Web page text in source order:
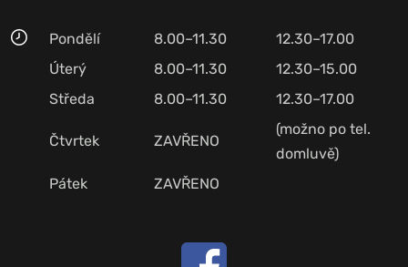
Pondělí 8.00–11.30
12.30–17.00
Úterý
8.00–11.30
12.30–15.00
Středa
8.00–11.30 12.30–17.00
Čtvrtek ZAVŘENO
(možno po tel.
domluvě)
Pátek
ZAVŘENO